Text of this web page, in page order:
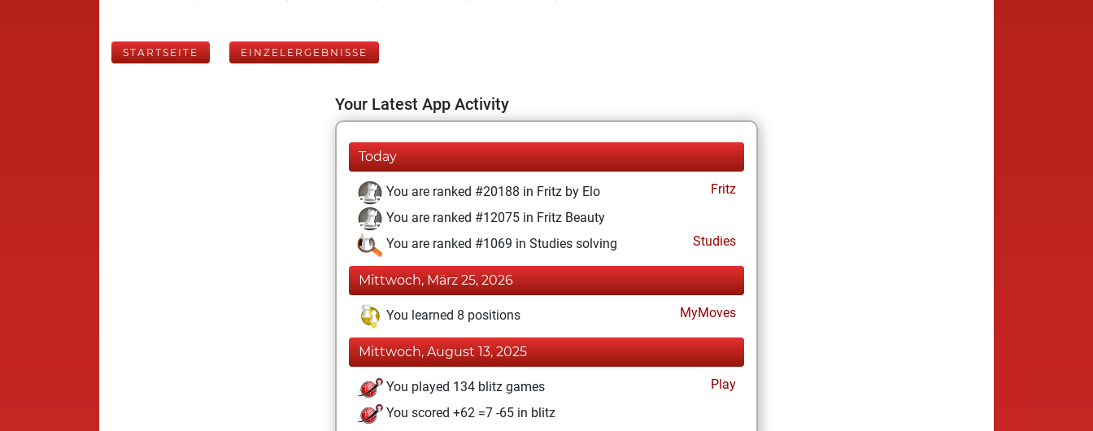
STARTSEITE EINZELERGEBNISSE
Your Latest App Activity
Today
You are ranked #20188 in Fritz by Elo
Fritz
You are ranked #12075 in Fritz Beauty
You are ranked #1069 in Studies solving
Studies
Mittwoch, März 25, 2026
You learned 8 positions MyMoves
Mittwoch, August 13, 2025
You played 134 blitz games
Play
You scored +62 =7 -65 in blitz